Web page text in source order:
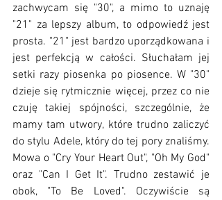
zachwycam się "30", a mimo to uznaję
"21" za lepszy album, to odpowiedź jest
prosta. "21" jest bardzo uporządkowana i
jest perfekcją w całości. Słuchałam jej
setki razy piosenka po piosence. W "30"
dzieje się rytmicznie więcej, przez co nie
czuję takiej spójności, szczególnie, że
mamy tam utwory, które trudno zaliczyć
do stylu Adele, który do tej pory znaliśmy.
Mowa o "Cry Your Heart Out", "Oh My God"
oraz "Can I Get It". Trudno zestawić je
obok, "To Be Loved". Oczywiście są